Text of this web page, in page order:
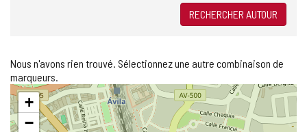
RECHERCHER AUTOUR
Nous n'avons rien trouvé. Sélectionnez une autre combinaison de
marqueurs.
Sauter
la
carte
+
−